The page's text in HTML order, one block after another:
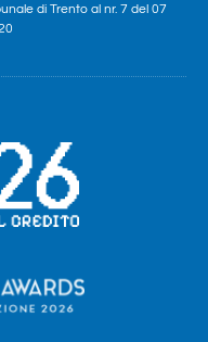
di Trento al nr. 7 del 07